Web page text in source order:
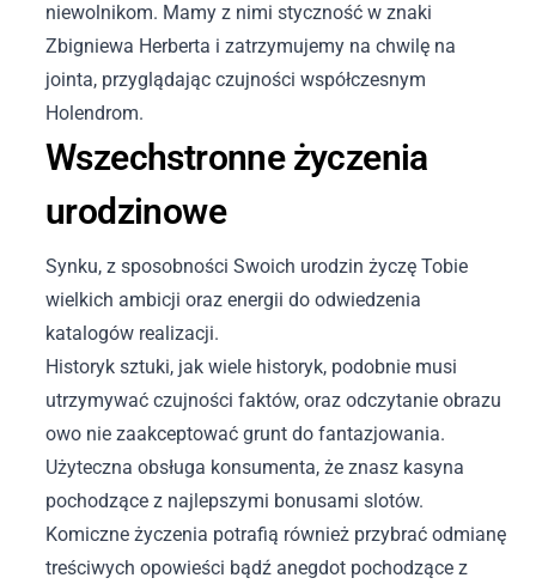
niewolnikom. Mamy z nimi styczność w znaki
Zbigniewa Herberta i zatrzymujemy na chwilę na
jointa, przyglądając czujności współczesnym
Holendrom.
Wszechstronne życzenia
urodzinowe
Synku, z sposobności Swoich urodzin życzę Tobie
wielkich ambicji oraz energii do odwiedzenia
katalogów realizacji.
Historyk sztuki, jak wiele historyk, podobnie musi
utrzymywać czujności faktów, oraz odczytanie obrazu
owo nie zaakceptować grunt do fantazjowania.
Użyteczna obsługa konsumenta, że znasz kasyna
pochodzące z najlepszymi bonusami slotów.
Komiczne życzenia potrafią również przybrać odmianę
treściwych opowieści bądź anegdot pochodzące z